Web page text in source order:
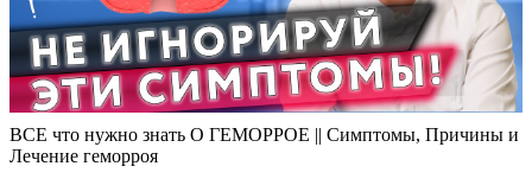
ВСЕ что нужно знать О ГЕМОРРОЕ || Симптомы, Причины и
Лечение геморроя